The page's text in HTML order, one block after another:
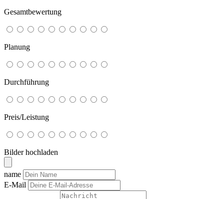
Gesamtbewertung
Planung
Durchführung
Preis/Leistung
Bilder hochladen
name
E-Mail